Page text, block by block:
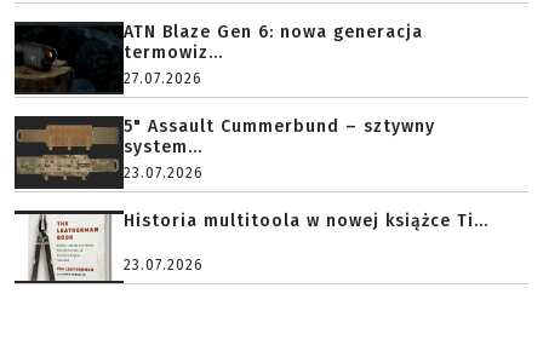
ATN Blaze Gen 6: nowa generacja
termowiz...
27.07.2026
5" Assault Cummerbund – sztywny
system...
23.07.2026
Historia multitoola w nowej książce Ti...
23.07.2026